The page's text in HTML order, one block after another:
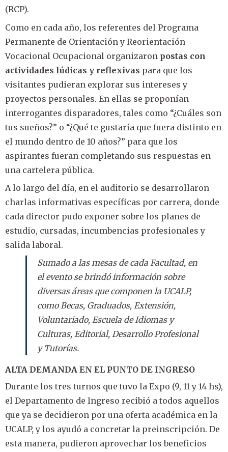
(RCP).
Como en cada año, los referentes del Programa
Permanente de Orientación y Reorientación
Vocacional Ocupacional organizaron postas con
actividades lúdicas y reflexivas para que los
visitantes pudieran explorar sus intereses y
proyectos personales. En ellas se proponían
interrogantes disparadores, tales como “¿Cuáles son
tus sueños?” o “¿Qué te gustaría que fuera distinto en
el mundo dentro de 10 años?” para que los
aspirantes fueran completando sus respuestas en
una cartelera pública.
A lo largo del día, en el auditorio se desarrollaron
charlas informativas específicas por carrera, donde
cada director pudo exponer sobre los planes de
estudio, cursadas, incumbencias profesionales y
salida laboral.
Sumado a las mesas de cada Facultad, en
el evento se brindó información sobre
diversas áreas que componen la UCALP,
como Becas, Graduados, Extensión,
Voluntariado, Escuela de Idiomas y
Culturas, Editorial, Desarrollo Profesional
y Tutorías.
ALTA DEMANDA EN EL PUNTO DE INGRESO
Durante los tres turnos que tuvo la Expo (9, 11 y 14 hs),
el Departamento de Ingreso recibió a todos aquellos
que ya se decidieron por una oferta académica en la
UCALP, y los ayudó a concretar la preinscripción. De
esta manera, pudieron aprovechar los beneficios